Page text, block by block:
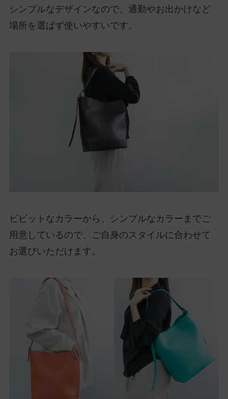
シンプルなデザインなので、通勤やお出かけなど
場所を選ばず使いやすいです。
ビビットなカラーから、シンプルなカラーまでご
用意しているので、ご自身のスタイルに合わせて
お選びいただけます。